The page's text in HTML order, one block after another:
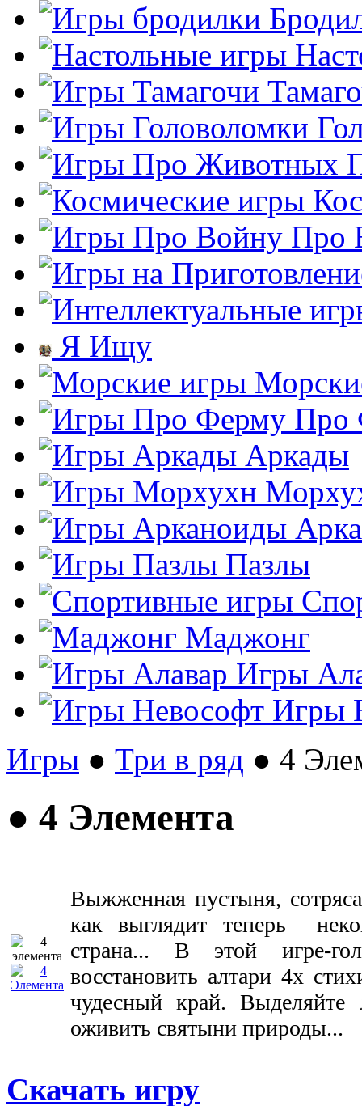
Про
Я Ищу
Про
Аркады
Пазлы
Маджонг
Игры
Игры
Игры ● Три в ряд ● 4
● 4 Элемента
Выжженная пустыня,
как выглядит теперь
страна... В этой игре-
восстановить алтари 4х
чудесный край.
оживить святыни природы...
Скачать игру